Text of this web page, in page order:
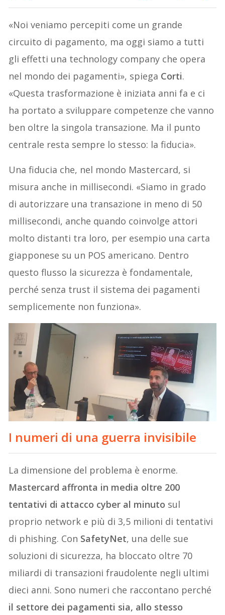
«Noi veniamo percepiti come un grande
circuito di pagamento, ma oggi siamo a tutti
gli effetti una technology company che opera
nel mondo dei pagamenti», spiega Corti.
«Questa trasformazione è iniziata anni fa e ci
ha portato a sviluppare competenze che vanno
ben oltre la singola transazione. Ma il punto
centrale resta sempre lo stesso: la fiducia».
Una fiducia che, nel mondo Mastercard, si
misura anche in millisecondi. «Siamo in grado
di autorizzare una transazione in meno di 50
millisecondi, anche quando coinvolge attori
molto distanti tra loro, per esempio una carta
giapponese su un POS americano. Dentro
questo flusso la sicurezza è fondamentale,
perché senza trust il sistema dei pagamenti
semplicemente non funziona».
I numeri di una guerra invisibile
La dimensione del problema è enorme.
Mastercard affronta in media oltre 200
tentativi di attacco cyber al minuto sul
proprio network e più di 3,5 milioni di tentativi
di phishing. Con SafetyNet, una delle sue
soluzioni di sicurezza, ha bloccato oltre 70
miliardi di transazioni fraudolente negli ultimi
dieci anni. Sono numeri che raccontano perché
il settore dei pagamenti sia, allo stesso